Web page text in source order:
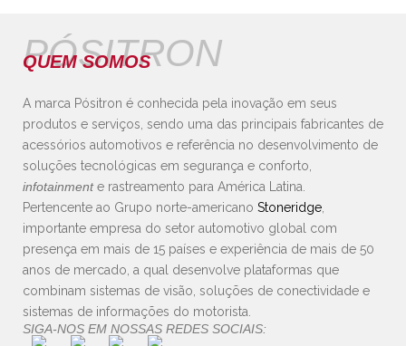
PÓSITRON
QUEM SOMOS
A marca Pósitron é conhecida pela inovação em seus
produtos e serviços, sendo uma das principais fabricantes de
acessórios automotivos e referência no desenvolvimento de
soluções tecnológicas em segurança e conforto,
infotainmente rastreamento para América Latina.
Pertencente ao Grupo norte-americano Stoneridge
importante empresa do setor automotivo global com
presença em mais de 15 países e experiência de mais de 50
anos de mercado, a qual desenvolve plataformas que
combinam sistemas de visão, soluções de conectividade e
sistemas de informações do motorista.
SIGA-NOS EM NOSSAS REDES SOCIAIS: